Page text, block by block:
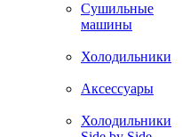
Сушильные
машины
Холодильники
Аксессуары
Холодильники